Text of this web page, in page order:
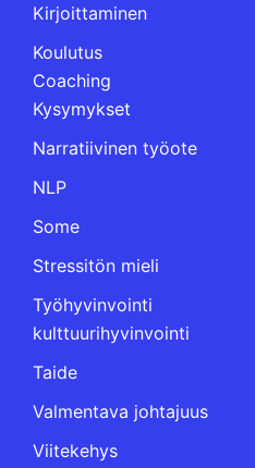
Kirjoittaminen
Koulutus
Coaching
Kysymykset
Narratiivinen työote
NLP
Some
Stressitön mieli
Työhyvinvointi
kulttuurihyvinvointi
Taide
Valmentava johtajuus
Viitekehys